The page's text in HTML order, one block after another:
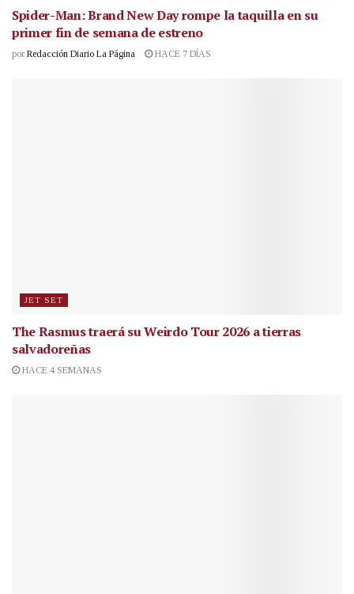
Spider-Man: Brand New Day rompe la taquilla en su
primer fin de semana de estreno
por Redacción Diario La Página HACE 7 DÍAS
JET SET
The Rasmus traerá su Weirdo Tour 2026 a tierras
salvadoreñas
HACE 4 SEMANAS